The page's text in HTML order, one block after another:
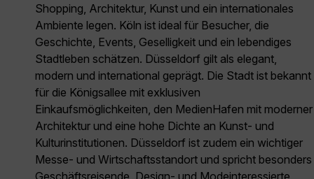
Shopping, Architektur, Kunst und ein internationales
Ambiente legen. Köln ist ideal für Besucher, die
Geschichte, Events, Geselligkeit und ein lebendiges
Stadtleben schätzen. Düsseldorf gilt als elegant,
modern und international geprägt. Die Stadt ist bekannt
für die Königsallee mit exklusiven
Einkaufsmöglichkeiten, den MedienHafen mit moderner
Architektur und eine hohe Dichte an Kunst- und
Kulturinstitutionen. Düsseldorf ist zudem ein wichtiger
Messe- und Wirtschaftsstandort und spricht besonders